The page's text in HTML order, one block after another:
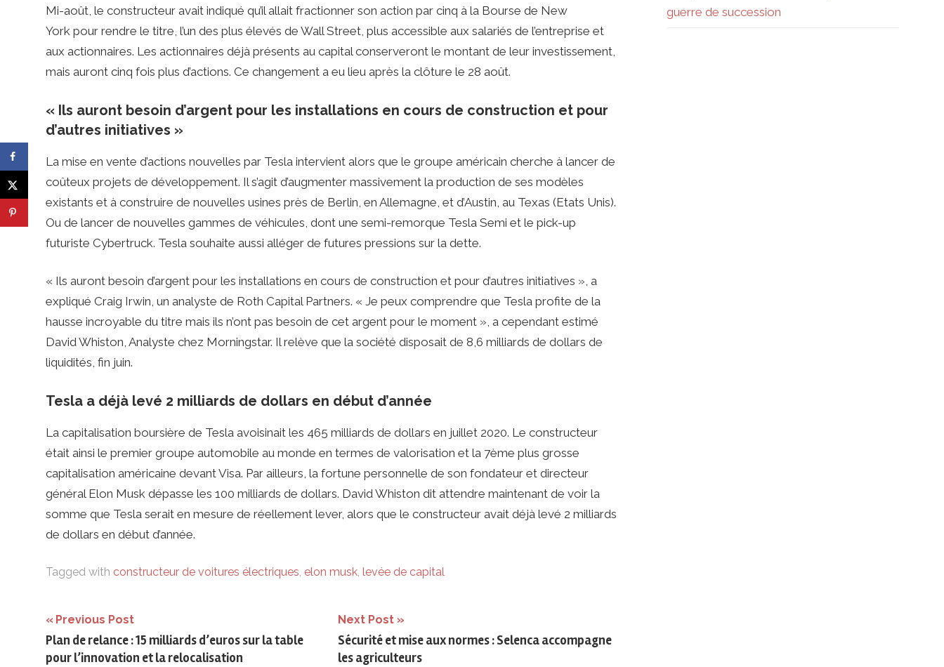
Mi-août, le constructeur avait indiqué qu’il allait fractionner son action par cinq à la Bourse de New
York pour rendre le titre, l’un des plus élevés de Wall Street, plus accessible aux salariés de l’entreprise et
aux actionnaires. Les actionnaires déjà présents au capital conserveront le montant de leur investissement,
mais auront cinq fois plus d’actions. Ce changement a eu lieu après la clôture le 28 août.
« Ils auront besoin d’argent pour les installations en cours de construction et pour
d’autres initiatives »
La mise en vente d’actions nouvelles par Tesla intervient alors que le groupe américain cherche à lancer de
coûteux projets de développement. Il s’agit d’augmenter massivement la production de ses modèles
existants et à construire de nouvelles usines près de Berlin, en Allemagne, et d’Austin, au Texas (Etats Unis).
Ou de lancer de nouvelles gammes de véhicules, dont une semi-remorque Tesla Semi et le pick-up
futuriste Cybertruck. Tesla souhaite aussi alléger de futures pressions sur la dette.
« Ils auront besoin d’argent pour les installations en cours de construction et pour d’autres initiatives », a
expliqué Craig Irwin, un analyste de Roth Capital Partners. « Je peux comprendre que Tesla profite de la
hausse incroyable du titre mais ils n’ont pas besoin de cet argent pour le moment », a cependant estimé
David Whiston, Analyste chez Morningstar. Il relève que la société disposait de 8,6 milliards de dollars de
liquidités, fin juin.
Tesla a déjà levé 2 milliards de dollars en début d’année
La capitalisation boursière de Tesla avoisinait les 465 milliards de dollars en juillet 2020. Le constructeur
était ainsi le premier groupe automobile au monde en termes de valorisation et la 7ème plus grosse
capitalisation américaine devant Visa. Par ailleurs, la fortune personnelle de son fondateur et directeur
général Elon Musk dépasse les 100 milliards de dollars. David Whiston dit attendre maintenant de voir la
somme que Tesla serait en mesure de réellement lever, alors que le constructeur avait déjà levé 2 milliards
de dollars en début d’année.
Tagged with constructeur de voitures électriques, elon musk, levée de capital
Navigation
de
Previous Post
Plan de relance : 15 milliards d’euros sur la table
pour l’innovation et la relocalisation
Next Post
Sécurité et mise aux normes : Selenca accompagne
les agriculteurs
guerre de succession